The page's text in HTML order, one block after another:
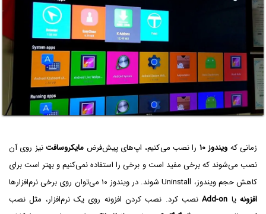
زمانی که ویندوز ۱۰ را نصب می‌کنیم، اپ‌های پیش‌فرض مایکروسافتنیز روی آن
نصب می‌شوند که برخی مفید است و برخی را استفاده نمی‌کنیم و بهتر است برای
کاهش حجم ویندوز، Uninstall شوند. در ویندوز ۱۰ می‌توان روی برخی نرم‌افزارها
افزونهیا Add-onنصب کرد. نصب کردن افزونه روی یک نرم‌افزار، مثل نصب